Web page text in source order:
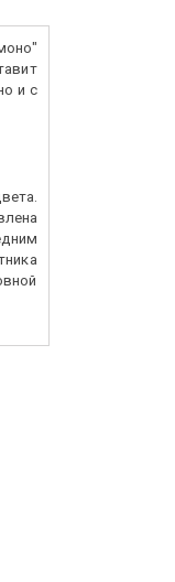
и с